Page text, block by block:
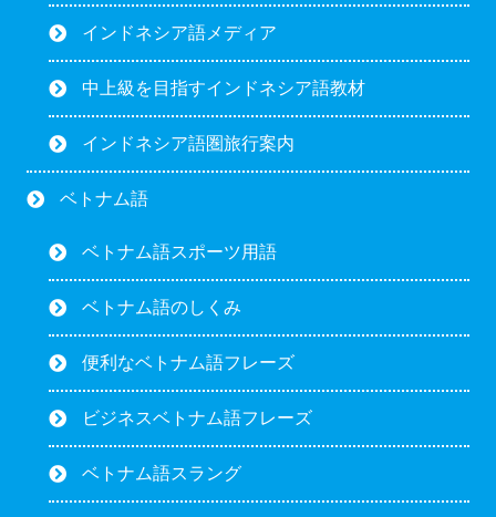
インドネシア語メディア
中上級を目指すインドネシア語教材
インドネシア語圏旅行案内
ベトナム語
ベトナム語スポーツ用語
ベトナム語のしくみ
便利なベトナム語フレーズ
ビジネスベトナム語フレーズ
ベトナム語スラング